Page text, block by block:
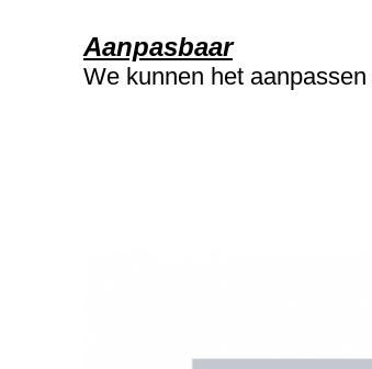
Aanpasbaar
We kunnen het